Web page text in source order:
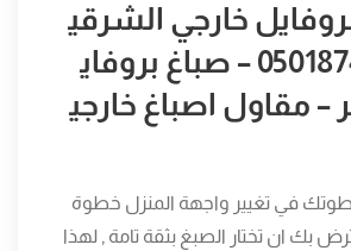
خارجي الشرقي
ة 0501874046 – صباغ بروفاي
– مقاول اصباغ خارجي
في تغيير واجهة المنزل خطوة
بك ان تختار الصبغ بثقة تامة , لهذا